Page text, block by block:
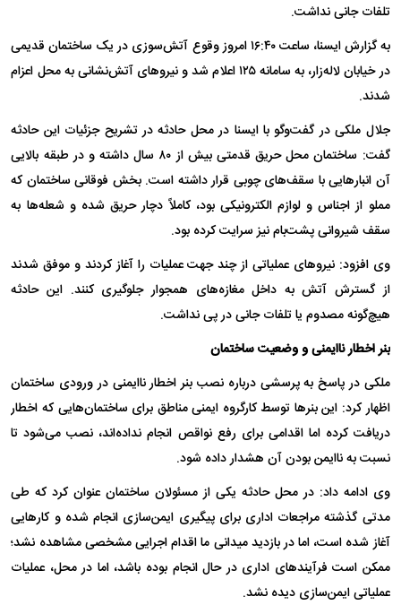
تلفات جانی نداشت.
به گزارش ایسنا، ساعت ۱۶:۴۰ امروز وقوع آتش‌سوزی در یک ساختمان قدیمی
در خیابان لاله‌زار، به سامانه ۱۲۵ اعلام شد و نیروهای آتش‌نشانی به محل اعزام
شدند.
جلال ملکی در گفت‌وگو با ایسنا در محل حادثه در تشریح جزئیات این حادثه
گفت: ساختمان محل حریق قدمتی بیش از ۸۰ سال داشته و در طبقه بالایی
آن انبارهایی با سقف‌های چوبی قرار داشته است. بخش فوقانی ساختمان که
مملو از اجناس و لوازم الکترونیکی بود، کاملاً دچار حریق شده و شعله‌ها به
سقف شیروانی پشت‌بام نیز سرایت کرده بود.
وی افزود: نیروهای عملیاتی از چند جهت عملیات را آغاز کردند و موفق شدند
از گسترش آتش به داخل مغازه‌های همجوار جلوگیری کنند. این حادثه
هیچ‌گونه مصدوم یا تلفات جانی در پی نداشت.
بنر اخطار ناایمنی و وضعیت ساختمان
ملکی در پاسخ به پرسشی درباره نصب بنر اخطار ناایمنی در ورودی ساختمان
اظهار کرد: این بنرها توسط کارگروه ایمنی مناطق برای ساختمان‌هایی که اخطار
دریافت کرده اما اقدامی برای رفع نواقص انجام نداده‌اند، نصب می‌شود تا
نسبت به ناایمن بودن آن هشدار داده شود.
وی ادامه داد: در محل حادثه یکی از مسئولان ساختمان عنوان کرد که طی
مدتی گذشته مراجعات اداری برای پیگیری ایمن‌سازی انجام شده و کارهایی
آغاز شده است، اما در بازدید میدانی ما اقدام اجرایی مشخصی مشاهده نشد؛
ممکن است فرآیندهای اداری در حال انجام بوده باشد، اما در محل، عملیات
عملیاتی ایمن‌سازی دیده نشد.